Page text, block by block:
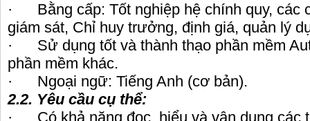
· Bằng cấp: Tốt nghiệp hệ chính quy, các
giám sát, Chỉ huy trưởng, định giá, quản lý
· Sử dụng tốt và thành thạo phần mềm
phần mềm khác.
· Ngoại ngữ: Tiếng Anh (cơ bản).
2.2. Yêu cầu cụ thể:
· Có khả năng đọc, hiểu và vận dụng các